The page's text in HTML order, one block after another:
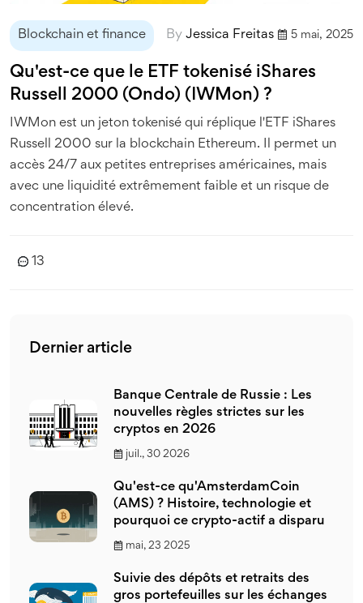
Blockchain et finance By Jessica Freitas 5 mai, 2025
Qu'est-ce que le ETF tokenisé iShares
Russell 2000 (Ondo) (IWMon) ?
IWMon est un jeton tokenisé qui réplique l'ETF iShares
Russell 2000 sur la blockchain Ethereum. Il permet un
accès 24/7 aux petites entreprises américaines, mais
avec une liquidité extrêmement faible et un risque de
concentration élevé.
13
Dernier article
Banque Centrale de Russie : Les
nouvelles règles strictes sur les
cryptos en 2026
juil., 30 2026
Qu'est-ce qu'AmsterdamCoin
(AMS) ? Histoire, technologie et
pourquoi ce crypto-actif a disparu
mai, 23 2025
Suivie des dépôts et retraits des
gros portefeuilles sur les échanges